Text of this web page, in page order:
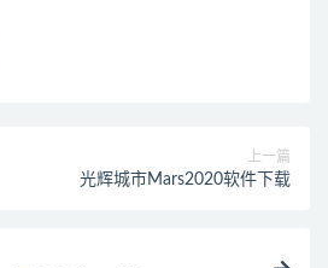
上一篇
光辉城市Mars2020软件下载